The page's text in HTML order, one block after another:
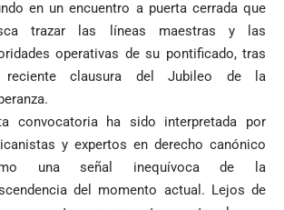
en un encuentro a puerta cerrada que
trazar las líneas maestras y las
operativas de su pontificado, tras
reciente clausura del Jubileo de la
convocatoria ha sido interpretada por
y expertos en derecho canónico
una señal inequívoca de la
del momento actual. Lejos de